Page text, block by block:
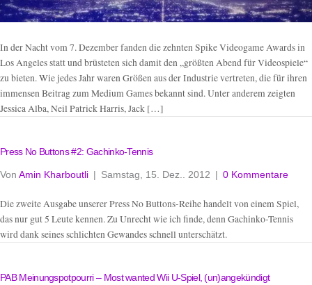
In der Nacht vom 7. Dezember fanden die zehnten Spike Videogame Awards in
Los Angeles statt und brüsteten sich damit den „größten Abend für Videospiele“
zu bieten. Wie jedes Jahr waren Größen aus der Industrie vertreten, die für ihren
immensen Beitrag zum Medium Games bekannt sind. Unter anderem zeigten
Jessica Alba, Neil Patrick Harris, Jack […]
Press No Buttons #2: Gachinko-Tennis
Von Amin Kharboutli | Samstag, 15. Dez.. 2012 | 0 Kommentare
Die zweite Ausgabe unserer Press No Buttons-Reihe handelt von einem Spiel,
das nur gut 5 Leute kennen. Zu Unrecht wie ich finde, denn Gachinko-Tennis
wird dank seines schlichten Gewandes schnell unterschätzt.
PAB Meinungspotpourri – Most wanted Wii U-Spiel, (un)angekündigt